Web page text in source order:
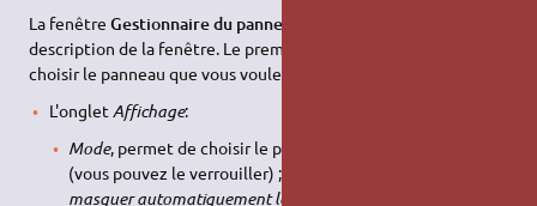
La fenêtreGestionnaire du panneau
description de la fenêtre. Le premier champ vous permet de
choisir le panneau que vous voulez modifier, vous avez alors :
L'onglet Affichage:
Mode, permet de choisir le positionnement du panneau
(vous pouvez le verrouiller) ; la case à cocher
masquer automatiquement le tableau de bord